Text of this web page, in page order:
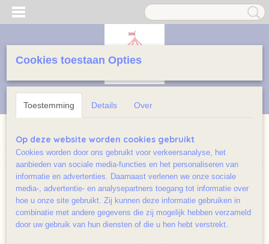
Home >Kartonboekjes licht beschadigd>Ga je mee naar de
weecee? (karton)
Cookies toestaan Opties
Toestemming Details Over
Op deze website worden cookies gebruikt
Cookies worden door ons gebruikt voor verkeersanalyse, het
aanbieden van sociale media-functies en het personaliseren van
informatie en advertenties. Daarnaast verlenen we onze sociale
media-, advertentie- en analysepartners toegang tot informatie over
hoe u onze site gebruikt. Zij kunnen deze informatie gebruiken in
combinatie met andere gegevens die zij mogelijk hebben verzameld
door uw gebruik van hun diensten of die u hen hebt verstrekt.